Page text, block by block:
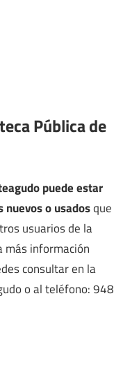
Pública de
puede estar
o usadosque
usuarios de la
más información
consultar en la
o al teléfono: 948